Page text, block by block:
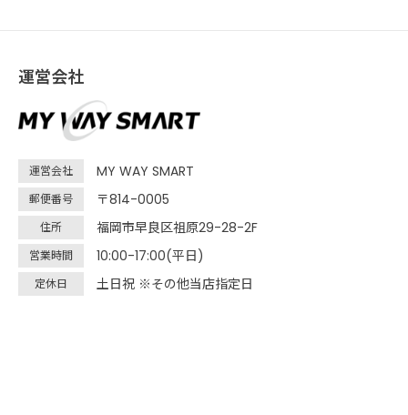
運営会社
運営会社 MY WAY SMART
郵便番号 〒814-0005
住所 福岡市早良区祖原29-28-2F
営業時間 10:00-17:00(平日)
定休日 土日祝 ※その他当店指定日